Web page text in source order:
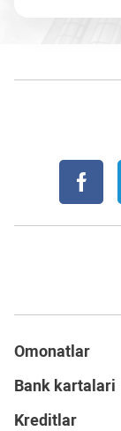
Omonatlar
Bank kartalari
Kreditlar